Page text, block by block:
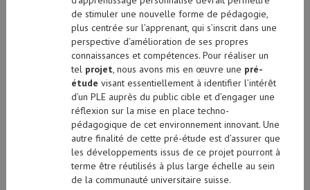
de stimuler une nouvelle forme de pédagogie,
plus centrée sur l’apprenant, qui s’inscrit dans une
perspective d’amélioration de ses propres
connaissances et compétences. Pour réaliser un
tel projet , nous avons mis en œuvre une pré-
étude visant essentiellement à identifier l’intérêt
d’un PLE auprès du public cible et d’engager une
réflexion sur la mise en place techno-
pédagogique de cet environnement innovant. Une
autre finalité de cette pré-étude est d’assurer que
les développements issus de ce projet pourront à
terme être réutilisés à plus large échelle au sein
de la communauté universitaire suisse.